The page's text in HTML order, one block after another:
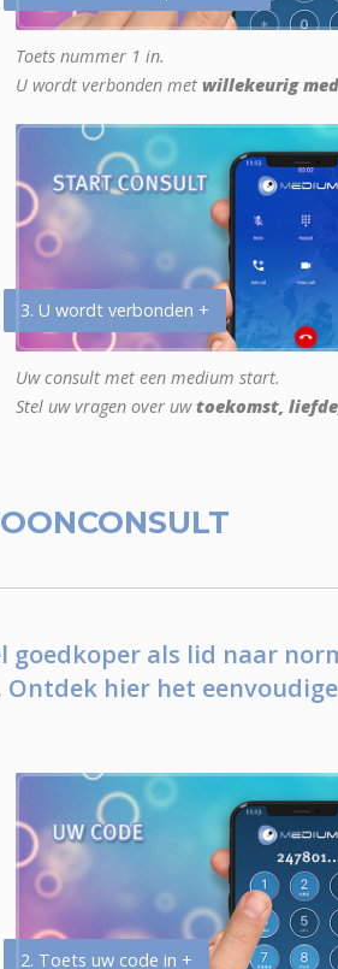
Toets nummer 1 in.
U wordt verbonden met willekeurig
3. U wordt verbonden +
Uw consult met een medium start.
Stel uw vragen over uwtoekomst,
goedkoper als lid naar
hier het
2. Toets uw code in +